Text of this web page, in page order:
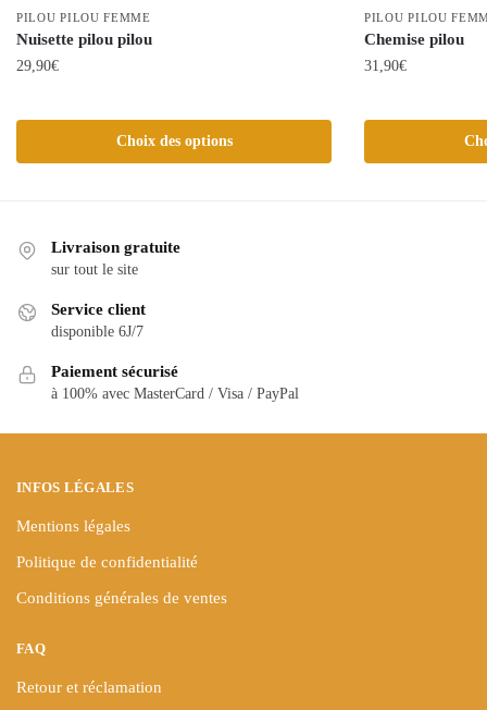
PILOU PILOU FEMME
Nuisette pilou pilou
29,90€
Choix des options
produit
options
être
choisies
sur
la
PILOU PILOU
Chemise pilou
31,90€
produit
Livraison gratuite
sur tout le site
Service client
disponible 6J/7
Paiement sécurisé
à 100% avec MasterCard / Visa / PayPal
INFOS LÉGALES
Mentions légales
Politique de confidentialité
Conditions générales de ventes
FAQ
Retour et réclamation